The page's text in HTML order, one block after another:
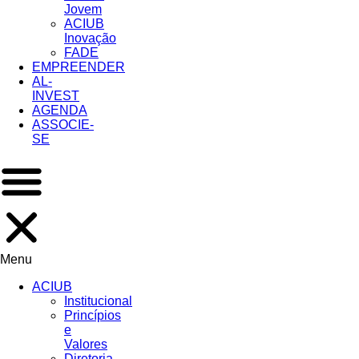
Jovem
ACIUB
Inovação
FADE
EMPREENDER
AL-
INVEST
AGENDA
ASSOCIE-
SE
Menu
ACIUB
Institucional
Princípios
e
Valores​